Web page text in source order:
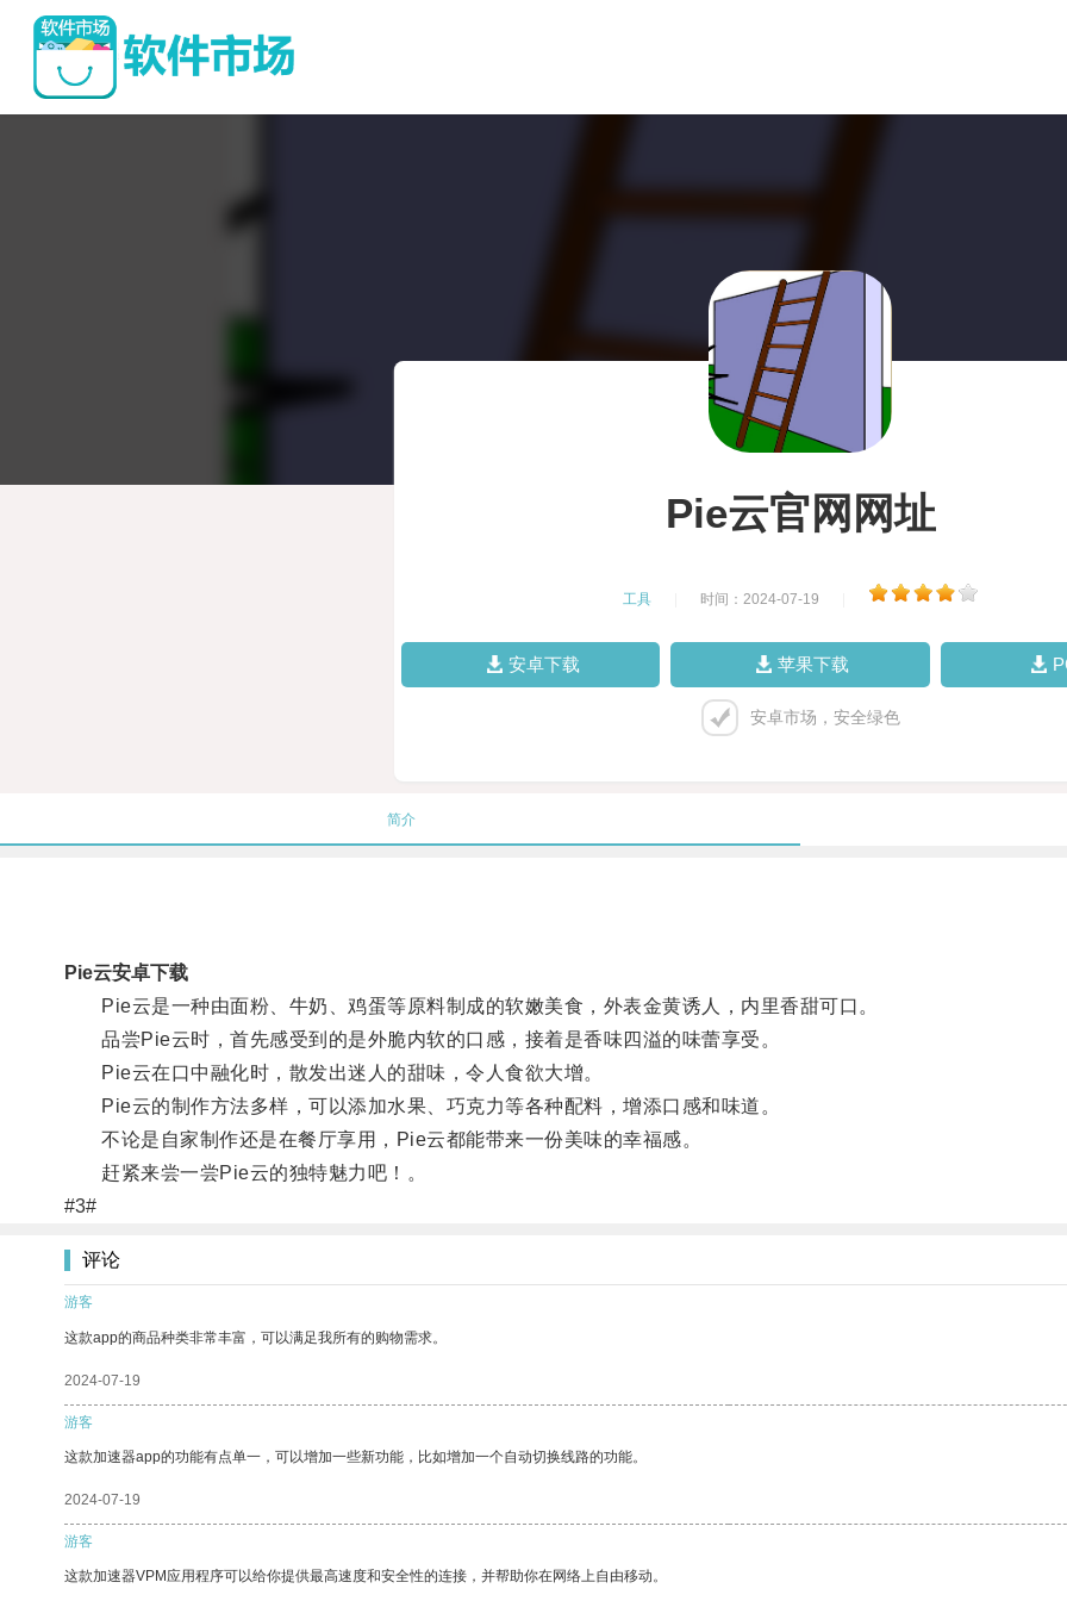
Pie云官网网址
工具 时间：2024-07-19
安卓下载 苹果下载
安卓市场，安全绿色
简介
Pie云安卓下载
Pie云是一种由面粉、牛奶、鸡蛋等原料制成的软嫩美食，外表金黄诱人，内里香甜可口。
品尝Pie云时，首先感受到的是外脆内软的口感，接着是香味四溢的味蕾享受。
Pie云在口中融化时，散发出迷人的甜味，令人食欲大增。
Pie云的制作方法多样，可以添加水果、巧克力等各种配料，增添口感和味道。
不论是自家制作还是在餐厅享用，Pie云都能带来一份美味的幸福感。
赶紧来尝一尝Pie云的独特魅力吧！。
#3#
评论
游客
这款app的商品种类非常丰富，可以满足我所有的购物需求。
2024-07-19
游客
这款加速器app的功能有点单一，可以增加一些新功能，比如增加一个自动切换线路的功能。
2024-07-19
游客
这款加速器VPM应用程序可以给你提供最高速度和安全性的连接，并帮助你在网络上自由移动。